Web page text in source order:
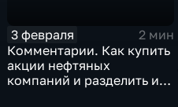
3 февраля
2 мин
Комментарии. Как купить
акции нефтяных
компаний и разделить их